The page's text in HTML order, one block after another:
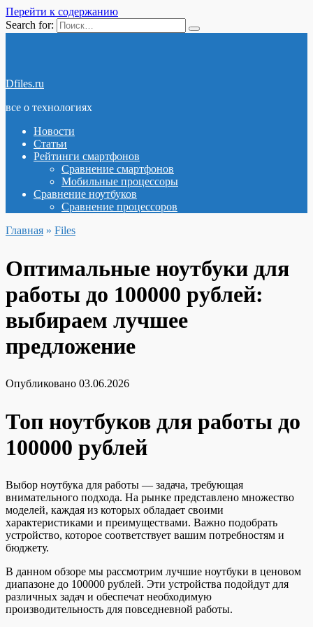
Перейти к содержанию
Search for:
Dfiles.ru
все о технологиях
Новости
Статьи
Рейтинги смартфонов
Сравнение смартфонов
Мобильные процессоры
Сравнение ноутбуков
Сравнение процессоров
Главная » Files
Оптимальные ноутбуки для
работы до 100000 рублей:
выбираем лучшее
предложение
Опубликовано 03.06.2026
Топ ноутбуков для работы до
100000 рублей
Выбор ноутбука для работы — задача, требующая
внимательного подхода. На рынке представлено множество
моделей, каждая из которых обладает своими
характеристиками и преимуществами. Важно подобрать
устройство, которое соответствует вашим потребностям и
бюджету.
В данном обзоре мы рассмотрим лучшие ноутбуки в ценовом
диапазоне до 100000 рублей. Эти устройства подойдут для
различных задач и обеспечат необходимую
производительность для повседневной работы.